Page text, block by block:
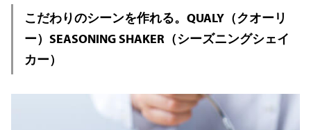
こだわりのシーンを作れる。QUALY（クオーリ
ー）SEASONING SHAKER（シーズニングシェイ
カー）